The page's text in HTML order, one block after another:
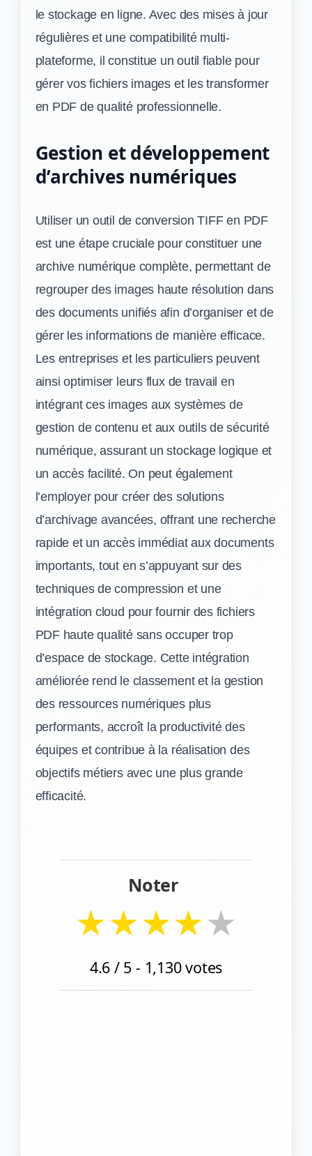
le stockage en ligne. Avec des mises à jour
régulières et une compatibilité multi-
plateforme, il constitue un outil fiable pour
gérer vos fichiers images et les transformer
en PDF de qualité professionnelle.
Gestion et développement
d’archives numériques
Utiliser un outil de conversion TIFF en PDF
est une étape cruciale pour constituer une
archive numérique complète, permettant de
regrouper des images haute résolution dans
des documents unifiés afin d’organiser et de
gérer les informations de manière efficace.
Les entreprises et les particuliers peuvent
ainsi optimiser leurs flux de travail en
intégrant ces images aux systèmes de
gestion de contenu et aux outils de sécurité
numérique, assurant un stockage logique et
un accès facilité. On peut également
l’employer pour créer des solutions
d’archivage avancées, offrant une recherche
rapide et un accès immédiat aux documents
importants, tout en s’appuyant sur des
techniques de compression et une
intégration cloud pour fournir des fichiers
PDF haute qualité sans occuper trop
d’espace de stockage. Cette intégration
améliorée rend le classement et la gestion
des ressources numériques plus
performants, accroît la productivité des
équipes et contribue à la réalisation des
objectifs métiers avec une plus grande
efficacité.
Noter
★★★★★
4.6 / 5 - 1,130votes